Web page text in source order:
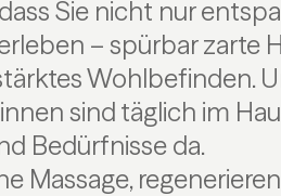
Sie nicht nur
– spürbar zarte
Wohlbefinden.
sind täglich im
Bedürfnisse da.
Massage,